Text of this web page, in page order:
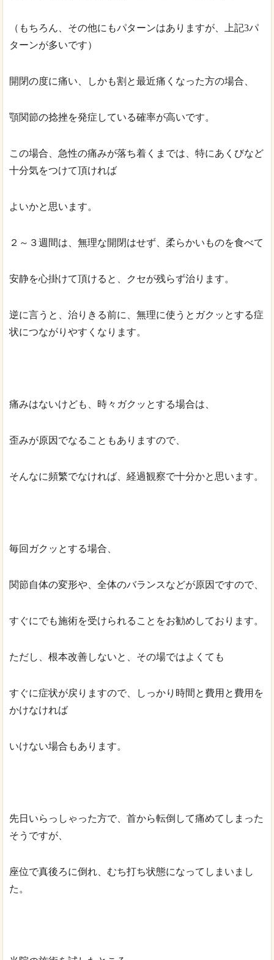
（もちろん、その他にもパターンはありますが、上記3パ
ターンが多いです）
開閉の度に痛い、しかも割と最近痛くなった方の場合、
顎関節の捻挫を発症している確率が高いです。
この場合、急性の痛みが落ち着くまでは、特にあくびなど
十分気をつけて頂ければ
よいかと思います。
２～３週間は、無理な開閉はせず、柔らかいものを食べて
安静を心掛けて頂けると、クセが残らず治ります。
逆に言うと、治りきる前に、無理に使うとガクッとする症
状につながりやすくなります。
痛みはないけども、時々ガクッとする場合は、
歪みが原因でなることもありますので、
そんなに頻繁でなければ、経過観察で十分かと思います。
毎回ガクッとする場合、
関節自体の変形や、全体のバランスなどが原因ですので、
すぐにでも施術を受けられることをお勧めしております。
ただし、根本改善しないと、その場ではよくても
すぐに症状が戻りますので、しっかり時間と費用と費用を
かけなければ
いけない場合もあります。
先日いらっしゃった方で、首から転倒して痛めてしまった
そうですが、
座位で真後ろに倒れ、むち打ち状態になってしまいまし
た。